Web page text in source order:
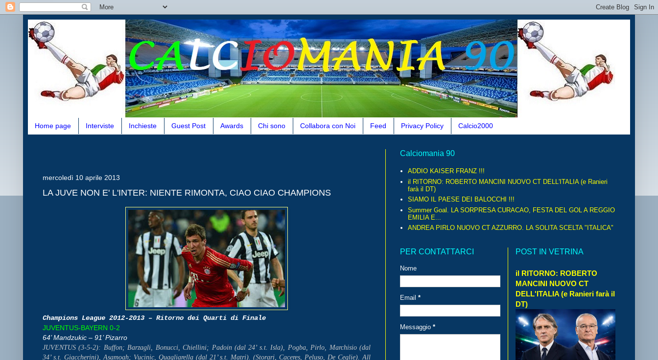
Home page Interviste Inchieste Guest Post Awards Chi sono Collabora con Noi Feed Privacy Policy Calcio2000
mercoledì 10 aprile 2013
LA JUVE NON E' L'INTER: NIENTE RIMONTA, CIAO CIAO CHAMPIONS
Champions League 2012-2013 – Ritorno dei Quarti di Finale
JUVENTUS-BAYERN 0-2
64’ Mandzukic – 91’ Pizarro
JUVENTUS (3-5-2): Buffon; Barzagli, Bonucci, Chiellini; Padoin (dal 24’ s.t. Isla), Pogba, Pirlo, Marchisio (dal
34’ s.t. Giaccherini), Asamoah; Vucinic, Quagliarella (dal 21’ s.t. Matri). (Storari, Caceres, Peluso, De Ceglie). All
Calciomania 90
ADDIO KAISER FRANZ !!!
il RITORNO: ROBERTO MANCINI NUOVO CT DELL'ITALIA (e Ranieri
farà il DT)
SIAMO IL PAESE DEI BALOCCHI !!!
Summer Goal. LA SORPRESA CURACAO, FESTA DEL GOL A REGGIO
EMILIA E...
ANDREA PIRLO NUOVO CT AZZURRO. LA SOLITA SCELTA "ITALICA"
PER CONTATTARCI
Nome
Email *
Messaggio *
POST IN VETRINA
il RITORNO: ROBERTO
MANCINI NUOVO CT
DELL'ITALIA (e Ranieri farà il
DT)